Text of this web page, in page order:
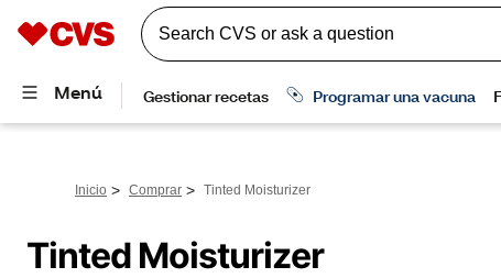
Inicio > Comprar > Tinted Moisturizer
Tinted Moisturizer